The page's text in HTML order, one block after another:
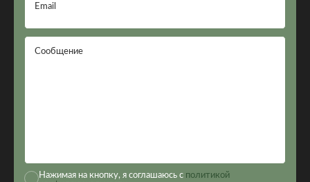
Email
Сообщение
Нажимая на кнопку, я соглашаюсь с политикой